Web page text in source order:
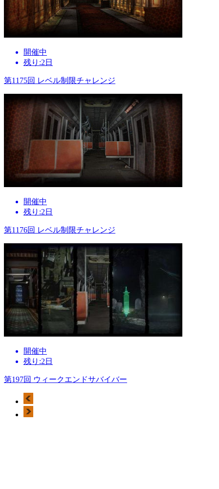
開催中
残り:2日
第1175回 レベル制限チャレンジ
開催中
残り:2日
第1176回 レベル制限チャレンジ
開催中
残り:2日
第197回 ウィークエンドサバイバー